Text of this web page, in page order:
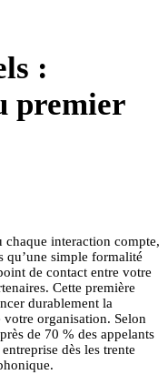
:
premier
interaction compte,
qu’une simple formalité
de contact entre votre
Cette première
durablement la
organisation. Selon
de 70 % des appelants
dès les trente